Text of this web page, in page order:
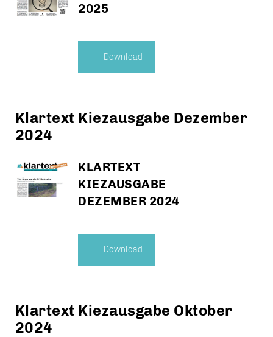
2025
Download
Klartext Kiezausgabe Dezember
2024
KLARTEXT
KIEZAUSGABE
DEZEMBER 2024
Download
Klartext Kiezausgabe Oktober
2024